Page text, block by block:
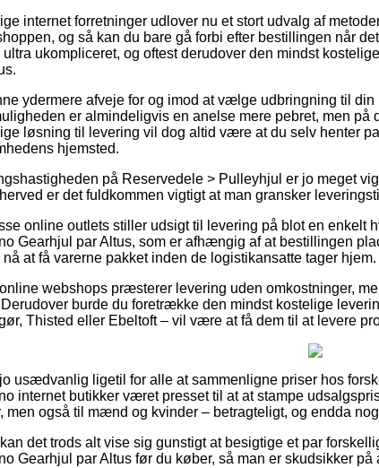
internet forretninger udlover nu et stort udvalg af
og så kan du bare gå forbi efter bestillingen når
ultra ukompliceret, og oftest derudover den mindst
ydermere afveje for og imod at vælge udbringning til
er almindeligvis en anelse mere pebret, men
løsning til levering vil dog altid være at du selv henter
hjemsted.
på Reservedele > Pulleyhjul er jo meget
er det fuldkommen vigtigt at man gransker
online outlets stiller udsigt til levering på blot en enkelt
Gearhjul par Altus, som er afhængig af at bestillingen
nå at få varerne pakket inden de logistikansatte tager hjem.
webshops præsterer levering uden omkostninger,
burde du foretrække den mindst kostelige
Thisted eller Ebeltoft – vil være at få dem til at levere
usædvanlig ligetil for alle at sammenligne priser hos
internet butikker været presset til at at stampe
men også til mænd og kvinder – betragteligt, og endda
det trods alt vise sig gunstigt at besigtige et par
Gearhjul par Altus før du køber, så man er skudsikker